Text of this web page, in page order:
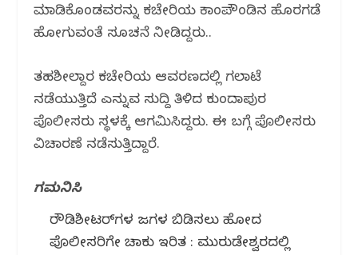
ಮಾಡಿಕೊಂಡವರನ್ನು ಕಚೇರಿಯ ಕಾಂಪೌಂಡಿನ ಹೊರಗಡೆ
ಹೋಗುವಂತೆ ಸೂಚನೆ ನೀಡಿದ್ದರು..
ತಹಶೀಲ್ದಾರ ‌ಕಚೇರಿಯ ಆವರಣದಲ್ಲಿ ಗಲಾಟೆ
ನಡೆಯುತ್ತಿದೆ ಎನ್ನುವ ಸುದ್ದಿ ತಿಳಿದ ಕುಂದಾಪುರ
ಪೊಲೀಸರು ಸ್ಥಳಕ್ಕೆ ಆಗಮಿಸಿದ್ದರು. ಈ ಬಗ್ಗೆ ಪೊಲೀಸರು
ವಿಚಾರಣೆ ನಡೆಸುತ್ತಿದ್ದಾರೆ‌.
ಗಮನಿಸಿ
ರೌಡಿಶೀಟರ್‌ಗಳ ಜಗಳ ಬಿಡಿಸಲು ಹೋದ
ಪೊಲೀಸರಿಗೇ ಚಾಕು ಇರಿತ : ಮುರುಡೇಶ್ವರದಲ್ಲಿ